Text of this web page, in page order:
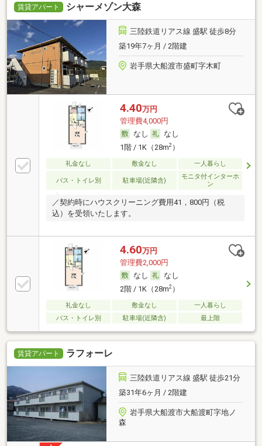
賃貸アパート シャーメゾン大森
三陸鉄道リアス線 盛駅 徒歩8分
築19年7ヶ月 / 2階建
岩手県大船渡市盛町字木町
4.40万円
管理費4,000円
なし
なし
1階 / 1K（28m2）
礼金なし 敷金なし 一人暮らし
バス・トイレ別 駐車場(近隣含)
モニタ付インターホ
ン
／契約時にハウスクリーニング費用41，800円（税
込）を受領いたします。
4.60万円
管理費2,000円
なし
なし
2階 / 1K（28m2）
礼金なし 敷金なし
一人暮らし
バス・トイレ別
駐車場(近隣含) 最上階
賃貸アパート ラフォーレ
三陸鉄道リアス線 盛駅 徒歩21分
築31年6ヶ月 / 2階建
岩手県大船渡市大船渡町字地ノ
森